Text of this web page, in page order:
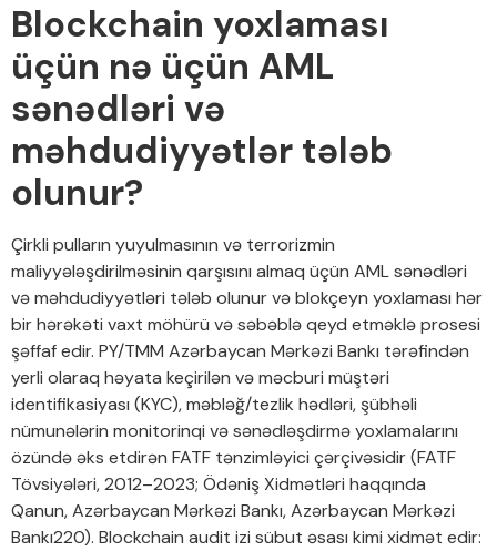
Blockchain yoxlaması
üçün nə üçün AML
sənədləri və
məhdudiyyətlər tələb
olunur?
Çirkli pulların yuyulmasının və terrorizmin
maliyyələşdirilməsinin qarşısını almaq üçün AML sənədləri
və məhdudiyyətləri tələb olunur və blokçeyn yoxlaması hər
bir hərəkəti vaxt möhürü və səbəblə qeyd etməklə prosesi
şəffaf edir. PY/TMM Azərbaycan Mərkəzi Bankı tərəfindən
yerli olaraq həyata keçirilən və məcburi müştəri
identifikasiyası (KYC), məbləğ/tezlik hədləri, şübhəli
nümunələrin monitorinqi və sənədləşdirmə yoxlamalarını
özündə əks etdirən FATF tənzimləyici çərçivəsidir (FATF
Tövsiyələri, 2012–2023; Ödəniş Xidmətləri haqqında
Qanun, Azərbaycan Mərkəzi Bankı, Azərbaycan Mərkəzi
Bankı220). Blockchain audit izi sübut əsası kimi xidmət edir: